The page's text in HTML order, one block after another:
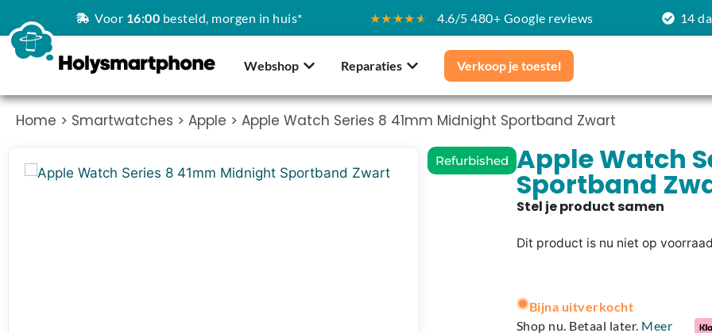
Voor 16:00 besteld, morgen in huis* ★★★★★ 4.6/5 480+ Google reviews 14
Webshop Reparaties Verkoop je toestel
Home > Smartwatches > Apple > Apple Watch Series 8 41mm Midnight Sportband Zwart
Refurbished Apple Watch
Sportband
Dit product is nu niet op
l
t
Bijna uitverkocht
Shop nu. Betaal later. Meer